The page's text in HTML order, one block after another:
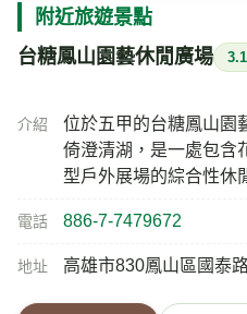
附近旅遊景點
台糖鳳山園藝休閒廣場
介紹
位於五甲的台糖鳳山園
倚澄清湖，是一處包含
型戶外展場的綜合性休
電話 886-7-7479672
地址 高雄市830鳳山區國泰